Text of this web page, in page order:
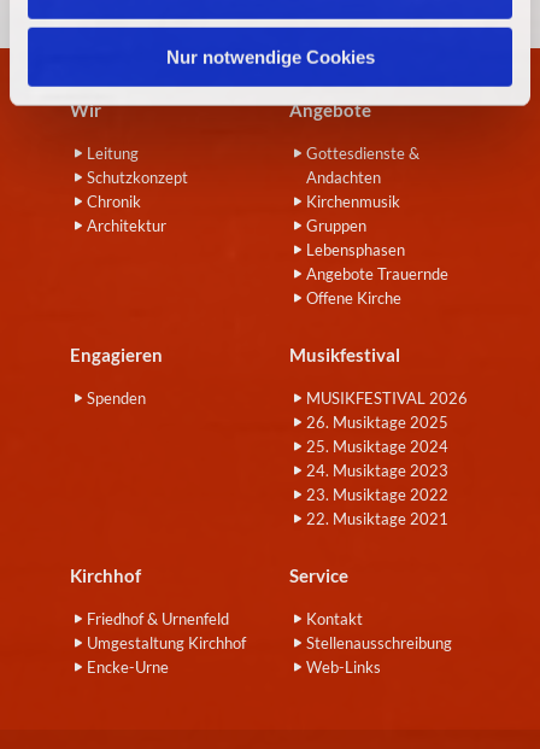
l
Nur notwendige Cookies
Wir
Leitung
Schutzkonzept
Chronik
Architektur
Angebote
Gottesdienste &
Andachten
Kirchenmusik
Gruppen
Lebensphasen
Angebote Trauernde
Offene Kirche
Engagieren
Spenden
Musikfestival
MUSIKFESTIVAL 2026
26. Musiktage 2025
25. Musiktage 2024
24. Musiktage 2023
23. Musiktage 2022
22. Musiktage 2021
Kirchhof
Friedhof & Urnenfeld
Umgestaltung Kirchhof
Encke-Urne
Service
Kontakt
Stellenausschreibung
Web-Links